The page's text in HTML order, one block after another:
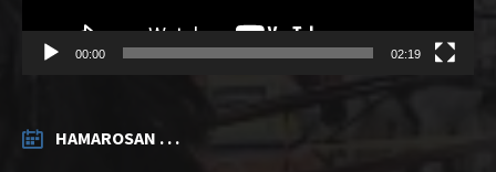
00:00 02:19
HAMAROSAN . . .